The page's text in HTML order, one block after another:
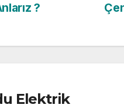
?
Elektrik